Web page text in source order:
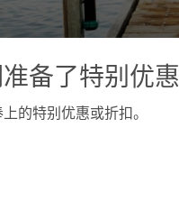
备了特别优惠
的特别优惠或折扣。